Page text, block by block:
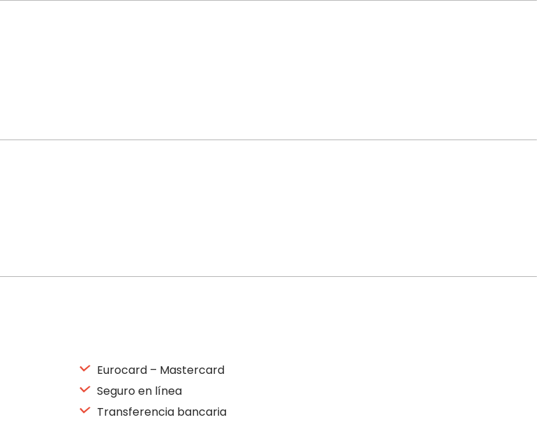
Eurocard – Mastercard
Seguro en línea
Transferencia bancaria